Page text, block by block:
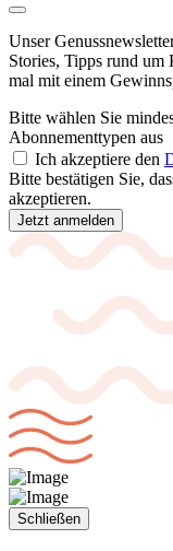
Unser
Stories, Tipps rund
mal mit einem
Bitte wählen Sie
Abonnementtypen aus
Ich akzeptiere den
Bitte bestätigen Sie,
akzeptieren.
Jetzt anmelden
Schließen